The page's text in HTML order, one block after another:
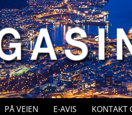
PÅ VEIEN E-AVIS KONTAKT